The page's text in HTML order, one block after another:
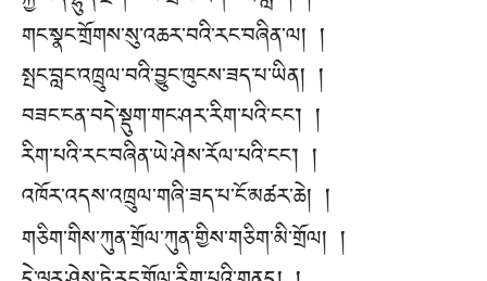
གང་སྣང་གྲོགས་སུ་འཆར་བའི་རང་བཞིན་ལ། །
སྤང་བླང་འཁྲུལ་བའི་བྱུང་ཁུངས་ཟད་པ་ཡིན། །
བཟང་ངན་བདེ་སྡུག་གང་ཤར་རིག་པའི་ངང༌། །
རིག་པའི་རང་བཞིན་ཡེ་ཤེས་རོལ་པའི་ངང༌། །
འཁོར་འདས་འཁྲུལ་གཞི་ཟད་པ་ངོ་མཚར་ཆེ། །
གཅིག་གིས་ཀུན་གྲོལ་ཀུན་གྱིས་གཅིག་མི་གྲོལ། །